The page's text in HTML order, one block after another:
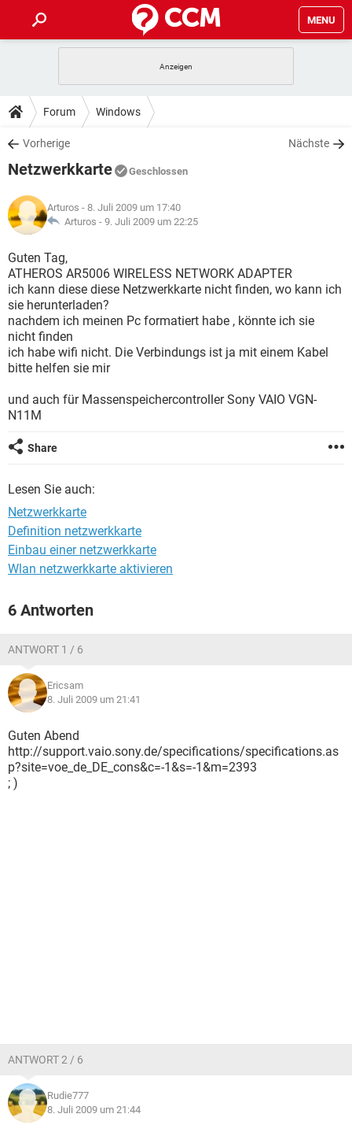
MENU
ANDROID
WINDOWS 10
WHATSAPP
FACEBOOK
TIPPS & TRICKS
SPIELE
WHATSAPP
FACEBOOK
DOWNLOADS
SPIELE
ANDROID
WINDOWS 10 INSTAGRAM
WHATSAPP
FACEBOOK HARDWARE
SPIELE
ANDROID
WINDOWS 10
WHATSAPP TIKTOK
FACEBOOK HARDWARE
LEXIKON
SPIELE
ANDROID IOS
WINDOWS 10
WHATSAPP
FACEBOOK HARDWARE
Forum Windows
Vorherige Nächste
Netzwerkkarte Geschlossen
Arturos - 8. Juli 2009 um 17:40
Arturos - 9. Juli 2009 um 22:25
Guten Tag,
ATHEROS AR5006 WIRELESS NETWORK ADAPTER
ich kann diese diese Netzwerkkarte nicht finden, wo kann ich
sie herunterladen?
nachdem ich meinen Pc formatiert habe , könnte ich sie
nicht finden
ich habe wifi nicht. Die Verbindungs ist ja mit einem Kabel
bitte helfen sie mir
und auch für Massenspeichercontroller Sony VAIO VGN-
N11M
Share
Lesen Sie auch:
Netzwerkkarte
Definition netzwerkkarte
Einbau einer netzwerkkarte
Wlan netzwerkkarte aktivieren
6 Antworten
ANTWORT 1 / 6
Ericsam
8. Juli 2009 um 21:41
Guten Abend
http://support.vaio.sony.de/specifications/specifications.as
p?site=voe_de_DE_cons&c=-1&s=-1&m=2393
; )
ANTWORT 2 / 6
Rudie777
8. Juli 2009 um 21:44